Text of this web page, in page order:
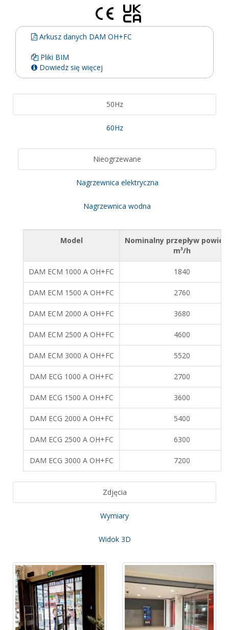
Arkusz danych DAM OH+FC
Pliki BIM
Dowiedz się więcej
50Hz
60Hz
Nieogrzewane
Nagrzewnica elektryczna
Nagrzewnica wodna
Model
Nominalny przepływ
m³/h
DAM ECM 1000 A OH+FC 1840
DAM ECM 1500 A OH+FC 2760
DAM ECM 2000 A OH+FC 3680
DAM ECM 2500 A OH+FC 4600
DAM ECM 3000 A OH+FC 5520
DAM ECG 1000 A OH+FC 2700
DAM ECG 1500 A OH+FC 3600
DAM ECG 2000 A OH+FC 5400
DAM ECG 2500 A OH+FC 6300
DAM ECG 3000 A OH+FC 7200
Zdjęcia
Wymiary
Widok 3D